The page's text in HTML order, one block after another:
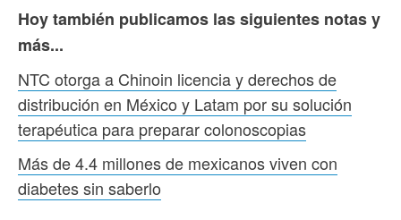
Hoy también publicamos las siguientes notas y
más...
NTC otorga a Chinoin licencia y derechos de
distribución en México y Latam por su solución
terapéutica para preparar colonoscopias
Más de 4.4 millones de mexicanos viven con
diabetes sin saberlo